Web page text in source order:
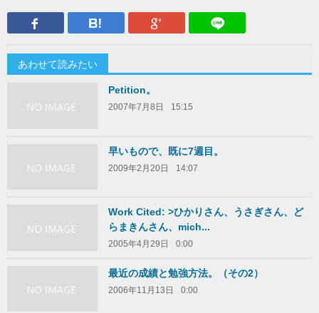
Facebook はてなブックマークGoogle Plus
あわせて読みたい
Petition。
2007年7月8日 15:15
早いもので、既に7週目。
2009年2月20日 14:07
Work Cited: >ひかりさん、うさぎさん、ど
らまきんさん、mich...
2005年4月29日 0:00
最近の成績と勉強方法。（その2）
2006年11月13日 0:00